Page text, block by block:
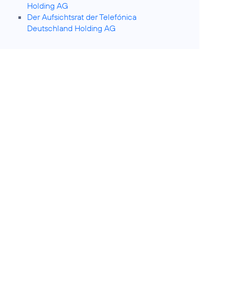
Holding AG
Der Aufsichtsrat der Telefónica
Deutschland Holding AG